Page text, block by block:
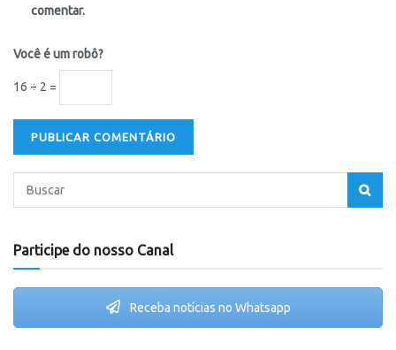
comentar.
Você é um robô?
16 ÷ 2 =
Participe do nosso Canal
Receba notícias no Whatsapp